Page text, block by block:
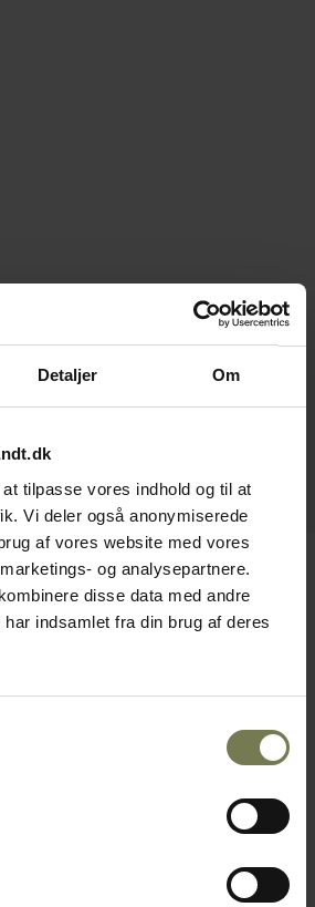
Detaljer Om
tilpasse vores indhold og til at
Vi deler også anonymiserede
af vores website med vores
og analysepartnere.
disse data med andre
indsamlet fra din brug af deres